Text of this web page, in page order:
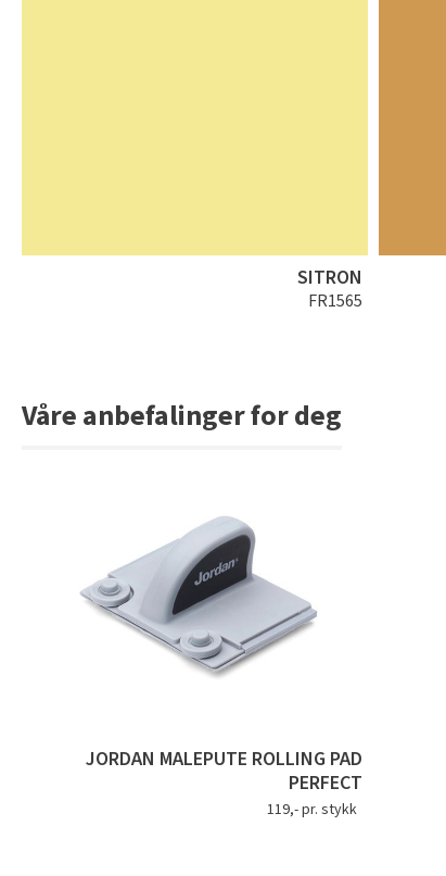
SITRON
FR1565
Våre anbefalinger for deg
JORDAN MALEPUTE ROLLING PAD
PERFECT
119,- pr. stykk